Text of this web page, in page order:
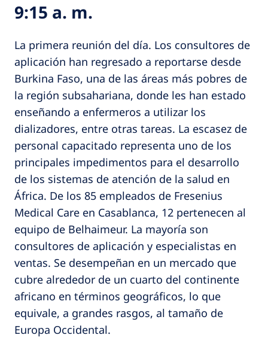
9:15 a. m.
La primera reunión del día. Los consultores de
aplicación han regresado a reportarse desde
Burkina Faso, una de las áreas más pobres de
la región subsahariana, donde les han estado
enseñando a enfermeros a utilizar los
dializadores, entre otras tareas. La escasez de
personal capacitado representa uno de los
principales impedimentos para el desarrollo
de los sistemas de atención de la salud en
África. De los 85 empleados de Fresenius
Medical Care en Casablanca, 12 pertenecen al
equipo de Belhaimeur. La mayoría son
consultores de aplicación y especialistas en
ventas. Se desempeñan en un mercado que
cubre alrededor de un cuarto del continente
africano en términos geográficos, lo que
equivale, a grandes rasgos, al tamaño de
Europa Occidental.